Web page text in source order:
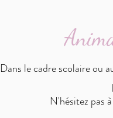
Dans le cadre scolaire ou
N'hésitez pas à